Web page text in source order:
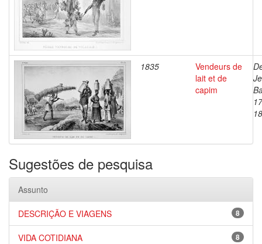
1835
Vendeurs de
lait et de
capim
Sugestões de pesquisa
Assunto
8
DESCRIÇÃO E VIAGENS
8
VIDA COTIDIANA